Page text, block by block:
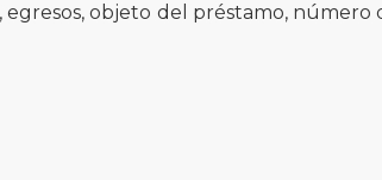
egresos, objeto del préstamo, número